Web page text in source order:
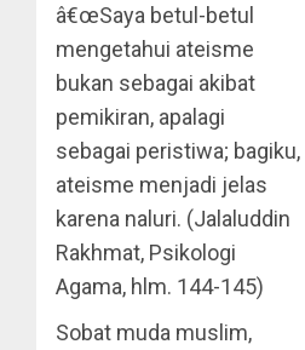
â€œSaya betul-betul
mengetahui ateisme
bukan sebagai akibat
pemikiran, apalagi
sebagai peristiwa; bagiku,
ateisme menjadi jelas
karena naluri. (Jalaluddin
Rakhmat, Psikologi
Agama, hlm. 144-145)
Sobat muda muslim,